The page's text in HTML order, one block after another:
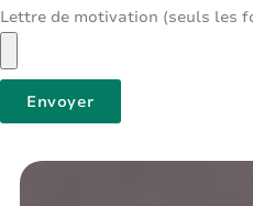
Lettre de motivation (seuls les
Envoyer